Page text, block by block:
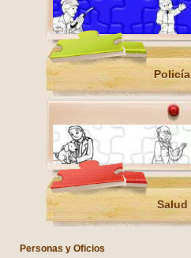
Policía
Salud
Personas y Oficios